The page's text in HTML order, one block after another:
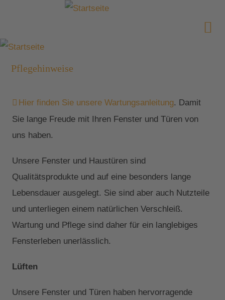
Pflegehinweise
Hier finden Sie unsere Wartungsanleitung. Damit
Sie lange Freude mit Ihren Fenster und Türen von
uns haben.
Unsere Fenster und Haustüren sind
Qualitätsprodukte und auf eine besonders lange
Lebensdauer ausgelegt. Sie sind aber auch Nutzteile
und unterliegen einem natürlichen Verschleiß.
Wartung und Pflege sind daher für ein langlebiges
Fensterleben unerlässlich.
Lüften
Unsere Fenster und Türen haben hervorragende